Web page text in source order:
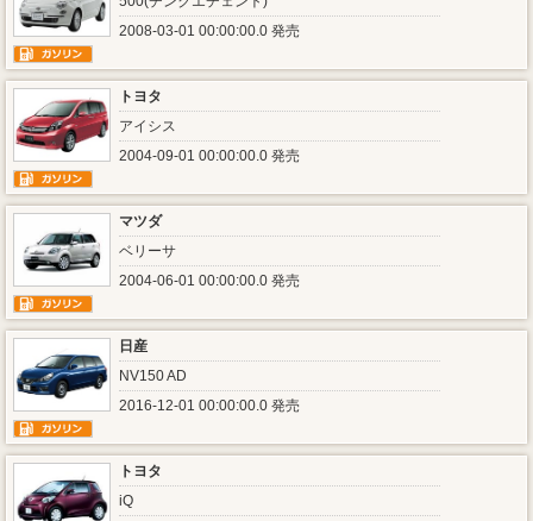
2008-03-01 00:00:00.0 発売
トヨタ
アイシス
2004-09-01 00:00:00.0 発売
マツダ
ベリーサ
2004-06-01 00:00:00.0 発売
日産
NV150 AD
2016-12-01 00:00:00.0 発売
トヨタ
iQ